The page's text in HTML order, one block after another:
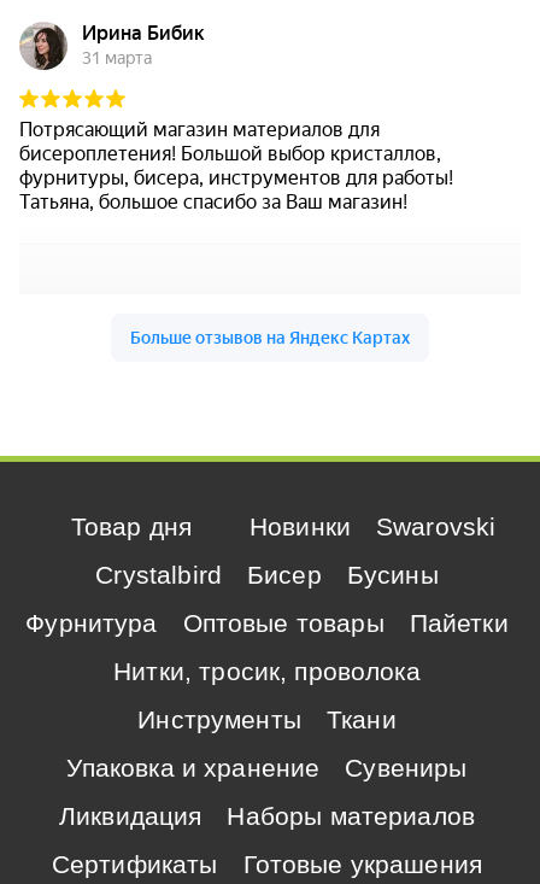
Товар дня Новинки
Swarovski
Crystalbird
Бисер
Бусины
Фурнитура
Оптовые товары
Пайетки
Нитки, тросик, проволока
Инструменты
Ткани
Упаковка и хранение
Сувениры
Ликвидация
Наборы материалов
Сертификаты
Готовые украшения